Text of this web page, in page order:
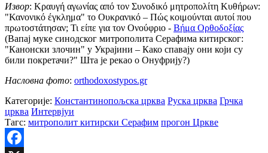
Извор: Κραυγή αγωνίας από τον Συνοδικό μητροπολίτη Κυθήρων:
"Κανονικό έγκλημα" το Ουκρανικό – Πώς κοιμούνται αυτοί που
πρωτοστάτησαν; Τι είπε για τον Ονούφριο - Βήμα Ορθοδοξίας
(Вапај муке синодског митрополита Серафима китирског:
"Канонски злочин" у Украјини – Како спавају они који су
били покретачи?" Шта је рекао о Онуфрију?)
Насловна фото: orthodoxostypos.gr
Категорије: Константинопољска црква Руска црква Грчка
црква Интервјуи
Тагс: митрополит китирски Серафим прогон Цркве